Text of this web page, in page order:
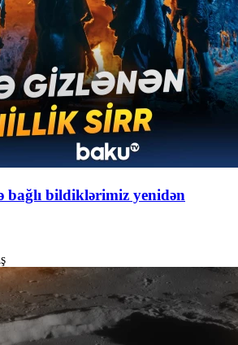
bağlı bildiklərimiz yenidən